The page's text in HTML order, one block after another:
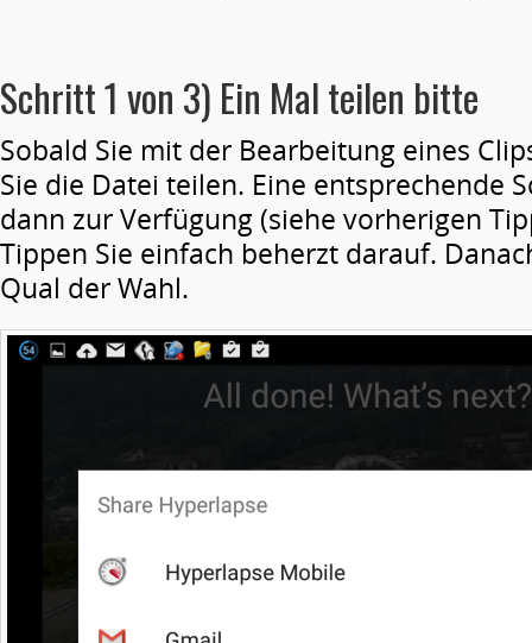
Schritt 1 von 3) Ein Mal teilen bitte
Sobald Sie mit der Bearbeitung eines
Sie die Datei teilen. Eine entsprechende
dann zur Verfügung (siehe vorherigen
Tippen Sie einfach beherzt darauf.
Qual der Wahl.